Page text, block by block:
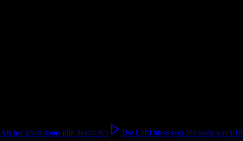
Als het leven soms pijn doet4:365 The Lord bless you and keep you3:14